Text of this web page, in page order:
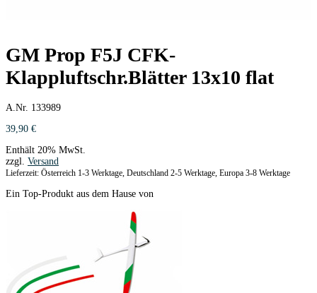
GM Prop F5J CFK-
Klappluftschr.Blätter 13x10 flat
A.Nr. 133989
39,90 €
Enthält 20% MwSt.
zzgl. Versand
Lieferzeit: Österreich 1-3 Werktage, Deutschland 2-5 Werktage, Europa 3-8 Werktage
Ein Top-Produkt aus dem Hause von